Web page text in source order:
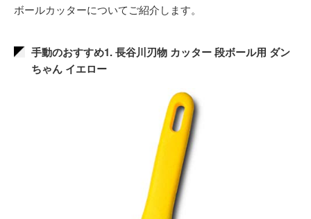
ボールカッターについてご紹介します。
手動のおすすめ1. 長谷川刃物 カッター 段ボール用 ダン
ちゃん イエロー